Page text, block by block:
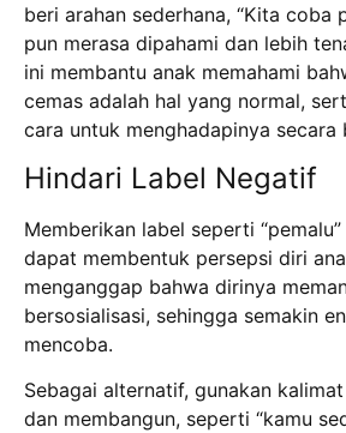
beri arahan sederhana, “Kita coba
pun merasa dipahami dan lebih
ini membantu anak memahami
cemas adalah hal yang normal,
cara untuk menghadapinya secara
Hindari Label Negatif
Memberikan label seperti
dapat membentuk persepsi diri
menganggap bahwa dirinya
bersosialisasi, sehingga semakin
mencoba.
Sebagai alternatif, gunakan
dan membangun, seperti “kamu